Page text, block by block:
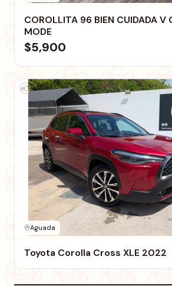
COROLLITA 96 BIEN CUIDADA V
MODE
$5,900
Aguada
Toyota Corolla Cross XLE 2022